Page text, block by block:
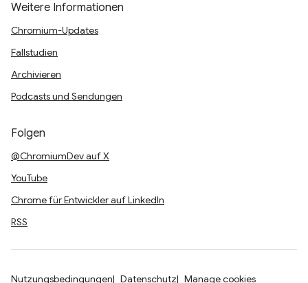
Weitere Informationen
Chromium-Updates
Fallstudien
Archivieren
Podcasts und Sendungen
Folgen
@ChromiumDev auf X
YouTube
Chrome für Entwickler auf LinkedIn
RSS
Nutzungsbedingungen Datenschutz Manage cookies